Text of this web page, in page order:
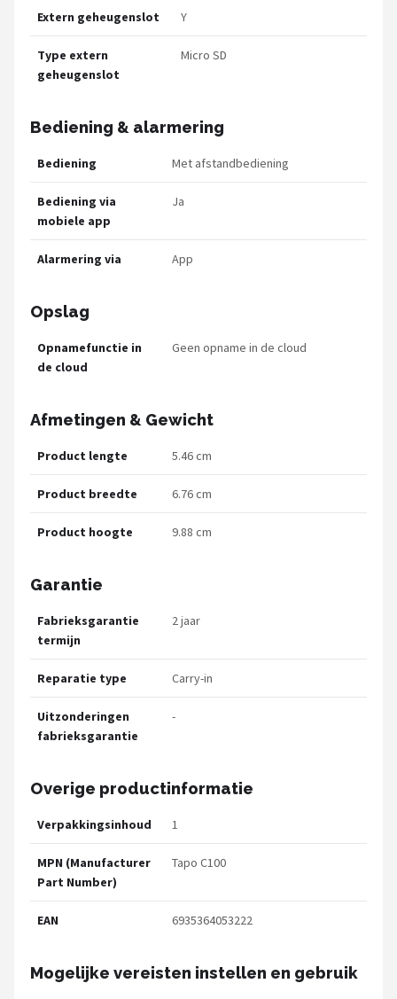
Extern geheugenslot Y
Type extern
geheugenslot
Micro SD
Bediening & alarmering
Bediening Met afstandbediening
Bediening via
mobiele app
Ja
Alarmering via App
Opslag
Opnamefunctie in
de cloud
Geen opname in de cloud
Afmetingen & Gewicht
Product lengte 5.46 cm
Product breedte 6.76 cm
Product hoogte 9.88 cm
Garantie
Fabrieksgarantie
termijn
2 jaar
Reparatie type Carry-in
Uitzonderingen
fabrieksgarantie
-
Overige productinformatie
Verpakkingsinhoud 1
MPN (Manufacturer
Part Number)
Tapo C100
EAN 6935364053222
Mogelijke vereisten instellen en gebruik